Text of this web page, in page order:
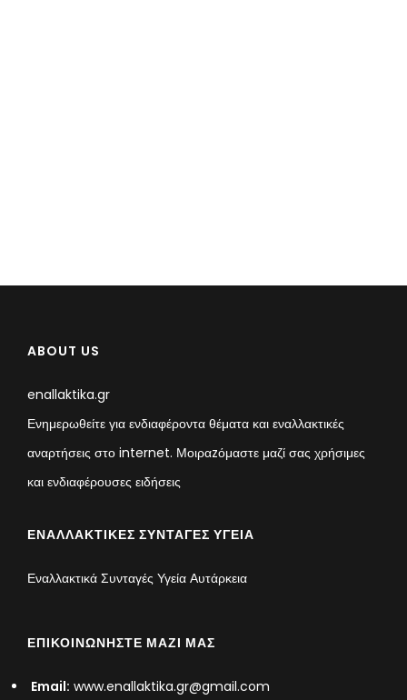
ABOUT US
enallaktika.gr
Ενημερωθείτε για ενδιαφέροντα θέματα και εναλλακτικές
αναρτήσεις στο internet. Μοιραzόμαστε μαζί σας χρήσιμες
και ενδιαφέρουσες ειδήσεις
ΕΝΑΛΛΑΚΤΙΚΈΣ ΣΥΝΤΑΓΈΣ ΥΓΕΊΑ
Εναλλακτικά Συνταγές Υγεία Αυτάρκεια
ΕΠΙΚΟΙΝΩΝΉΣΤΕ ΜΑΖΊ ΜΑΣ
Email: www.enallaktika.gr@gmail.com